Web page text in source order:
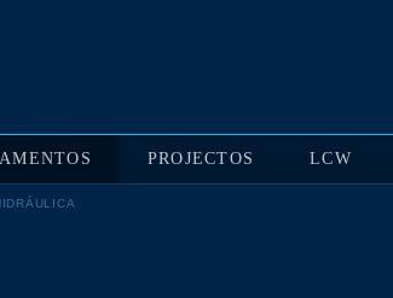
PROJECTOS LCW